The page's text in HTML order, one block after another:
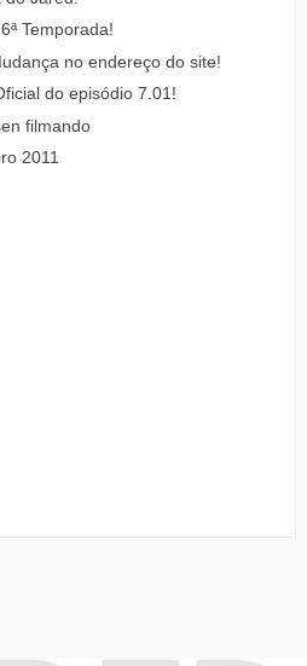
Temporada!
no endereço do site!
do episódio 7.01!
filmando
2011